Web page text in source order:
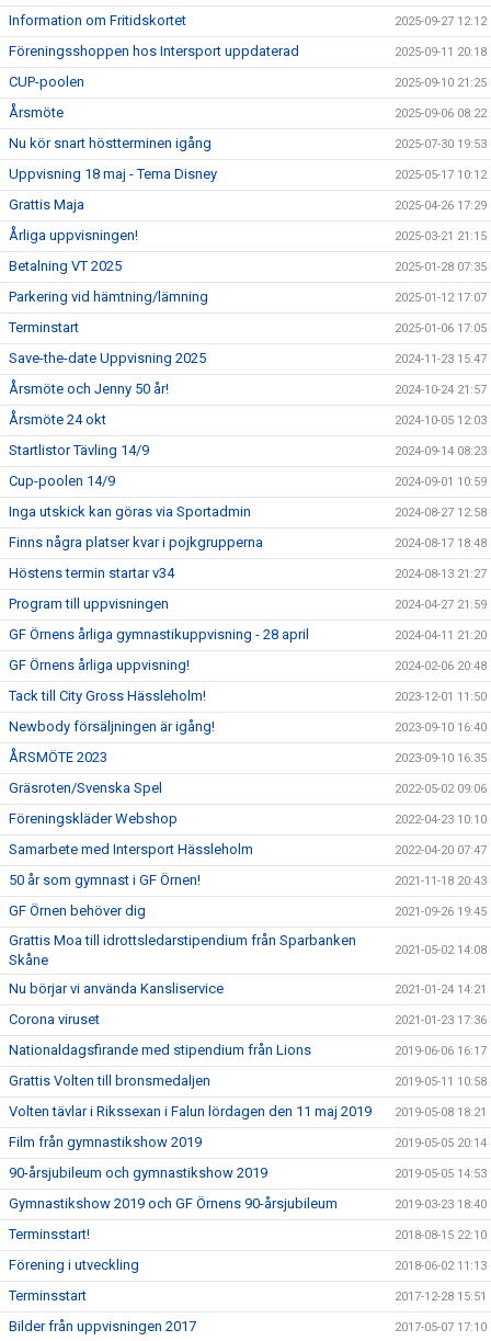
Information om Fritidskortet 2025-09-27 12:12
Föreningsshoppen hos Intersport uppdaterad 2025-09-11 20:18
CUP-poolen 2025-09-10 21:25
Årsmöte 2025-09-06 08:22
Nu kör snart höstterminen igång 2025-07-30 19:53
Uppvisning 18 maj - Tema Disney 2025-05-17 10:12
Grattis Maja 2025-04-26 17:29
Årliga uppvisningen! 2025-03-21 21:15
Betalning VT 2025 2025-01-28 07:35
Parkering vid hämtning/lämning 2025-01-12 17:07
Terminstart 2025-01-06 17:05
Save-the-date Uppvisning 2025 2024-11-23 15:47
Årsmöte och Jenny 50 år! 2024-10-24 21:57
Årsmöte 24 okt 2024-10-05 12:03
Startlistor Tävling 14/9 2024-09-14 08:23
Cup-poolen 14/9 2024-09-01 10:59
Inga utskick kan göras via Sportadmin 2024-08-27 12:58
Finns några platser kvar i pojkgrupperna 2024-08-17 18:48
Höstens termin startar v34 2024-08-13 21:27
Program till uppvisningen 2024-04-27 21:59
GF Örnens årliga gymnastikuppvisning - 28 april 2024-04-11 21:20
GF Örnens årliga uppvisning! 2024-02-06 20:48
Tack till City Gross Hässleholm! 2023-12-01 11:50
Newbody försäljningen är igång! 2023-09-10 16:40
ÅRSMÖTE 2023 2023-09-10 16:35
Gräsroten/Svenska Spel 2022-05-02 09:06
Föreningskläder Webshop 2022-04-23 10:10
Samarbete med Intersport Hässleholm 2022-04-20 07:47
50 år som gymnast i GF Örnen! 2021-11-18 20:43
GF Örnen behöver dig 2021-09-26 19:45
Grattis Moa till idrottsledarstipendium från Sparbanken
Skåne
2021-05-02 14:08
Nu börjar vi använda Kansliservice 2021-01-24 14:21
Corona viruset 2021-01-23 17:36
Nationaldagsfirande med stipendium från Lions 2019-06-06 16:17
Grattis Volten till bronsmedaljen 2019-05-11 10:58
Volten tävlar i Rikssexan i Falun lördagen den 11 maj 2019 2019-05-08 18:21
Film från gymnastikshow 2019 2019-05-05 20:14
90-årsjubileum och gymnastikshow 2019 2019-05-05 14:53
Gymnastikshow 2019 och GF Örnens 90-årsjubileum 2019-03-23 18:40
Terminsstart! 2018-08-15 22:10
Förening i utveckling 2018-06-02 11:13
Terminsstart 2017-12-28 15:51
Bilder från uppvisningen 2017 2017-05-07 17:10